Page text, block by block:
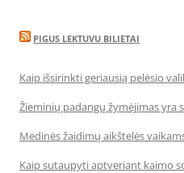
PIGUS LEKTUVU BILIETAI
Kaip išsirinkti geriausią pelėsio
Žieminių padangų žymėjimas yra
Medinės žaidimų aikštelės
Kaip sutaupyti aptveriant kaimo